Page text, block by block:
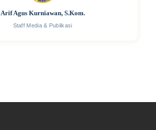
Arif Agus Kurniawan, S.Kom.
Staff Media & Publikasi